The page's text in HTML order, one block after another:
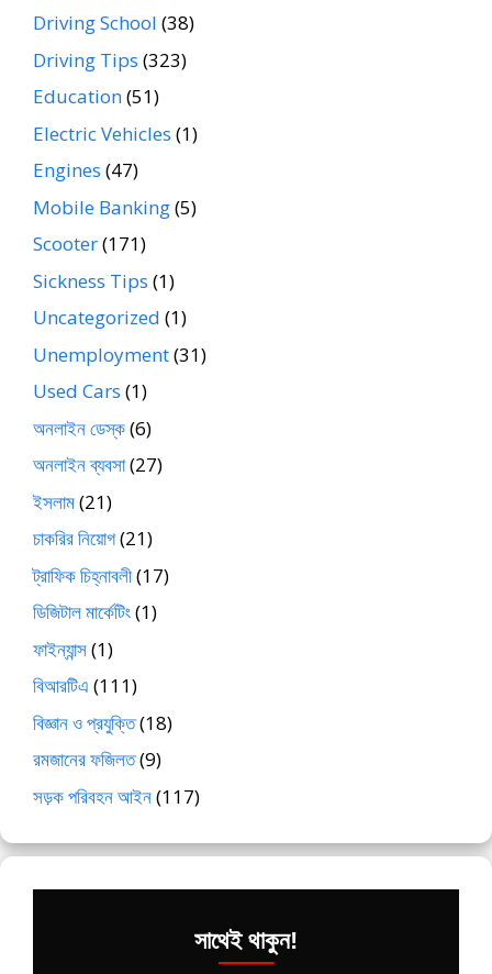
Driving School (38)
Driving Tips (323)
Education(51)
Electric Vehicles (1)
Engines (47)
Mobile Banking(5)
Scooter(171)
Sickness Tips (1)
Uncategorized (1)
Unemployment(31)
Used Cars (1)
অনলাইন ডেস্ক(6)
অনলাইন ব্যবসা(27)
ইসলাম(21)
চাকরির নিয়োগ(21)
ট্রাফিক চিহ্নাবলী(17)
ডিজিটাল মার্কেটিং(1)
ফাইন্যান্স(1)
বিআরটিএ (111)
বিজ্ঞান ও প্রযুক্তি(18)
রমজানের ফজিলত(9)
সড়ক পরিবহন আইন(117)
সাথেই থাকুন!